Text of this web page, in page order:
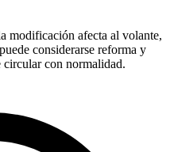
modificación afecta al volante,
considerarse reforma y
con normalidad.